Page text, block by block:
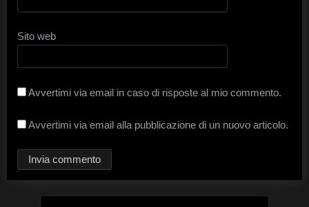
Sito web
Avvertimi via email in caso di risposte al mio commento.
Avvertimi via email alla pubblicazione di un nuovo articolo.